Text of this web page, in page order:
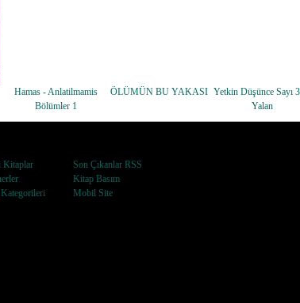
Hamas - Anlatilmamis
Bölümler 1
ÖLÜMÜN BU YAKASI Yetkin Düşünce Sayı
Yalan
Kitaplar
Son Çıkanlar RSS
Kitap Basım
Mobil Site